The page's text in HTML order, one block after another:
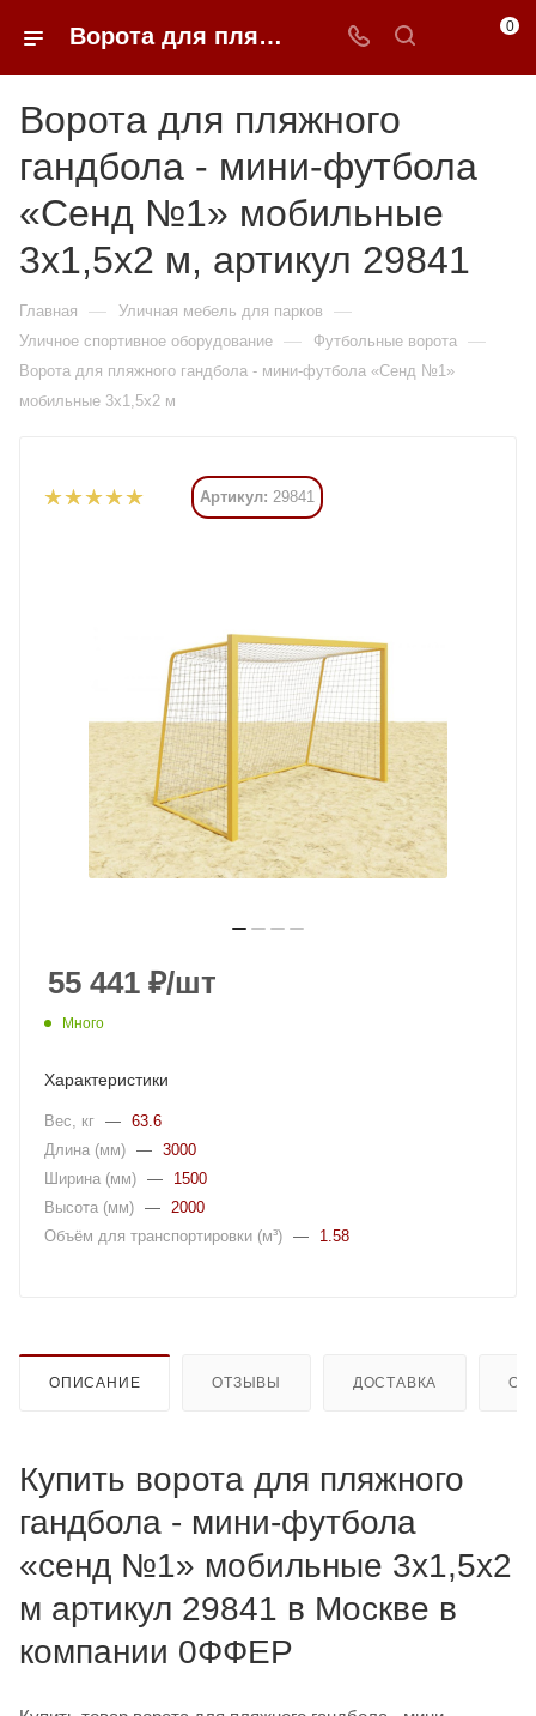
Ворота для пляжного гандбола - мини-футбола «Сенд №1» мобильные 3х1,5х2 м купить в Москве от 50 400 ₽ - 0FFER 0
Ворота для пляжного
гандбола - мини-футбола
«Сенд №1» мобильные
3х1,5х2 м, артикул 29841
Главная — Уличная мебель для парков —
Уличное спортивное оборудование — Футбольные ворота —
Ворота для пляжного гандбола - мини-футбола «Сенд №1»
мобильные 3х1,5х2 м
Артикул: 29841
55 441 ₽/шт
Много
Характеристики
Вес, кг — 63.6
Длина (мм) — 3000
Ширина (мм) —
1500
Высота (мм) —
2000
Объём для транспортировки (м³) — 1.58
ОПИСАНИЕ ОТЗЫВЫ ДОСТАВКА
Купить ворота для пляжного
гандбола - мини-футбола
«сенд №1» мобильные 3х1,5х2
м артикул 29841 в Москве в
компании 0ФФЕР